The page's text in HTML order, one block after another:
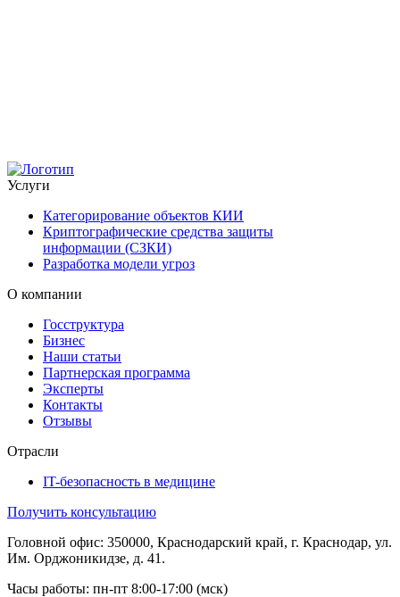
Услуги
Категорирование объектов КИИ
Криптографические средства защиты
информации (СЗКИ)
Разработка модели угроз
О компании
Госструктура
Бизнес
Наши статьи
Партнерская программа
Эксперты
Контакты
Отзывы
Отрасли
IT-безопасность в медицине
Получить консультацию
Головной офис: 350000, Краснодарский край, г. Краснодар, ул.
Им. Орджоникидзе, д. 41.
Часы работы: пн-пт 8:00-17:00 (мск)